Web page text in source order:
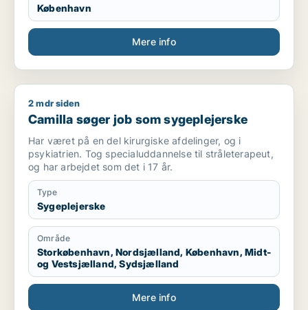
København
Mere info
Camilla søger job som sygeplejerske
2 mdr siden
Camilla søger job som sygeplejerske
Har været på en del kirurgiske afdelinger, og i
psykiatrien. Tog specialuddannelse til stråleterapeut,
og har arbejdet som det i 17 år.
Type
Sygeplejerske
Område
Storkøbenhavn, Nordsjælland, København, Midt-
og Vestsjælland, Sydsjælland
Mere info